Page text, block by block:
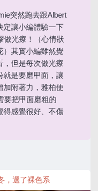
突然跑去跟Albert
定讓小編體驗一下
做光療！（心情狀
）其實小編雖然覺
，但是每次做光療
就是要磨甲面，讓
加附著力，雅柏使
要把甲面磨粗的
得感覺很好、不傷
，選了裸色系